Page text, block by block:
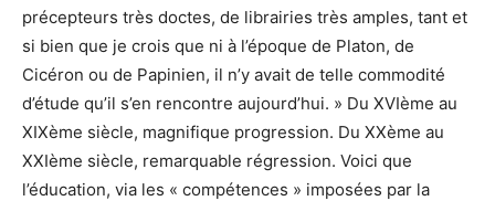
précepteurs très doctes, de librairies très amples, tant et
si bien que je crois que ni à l’époque de Platon, de
Cicéron ou de Papinien, il n’y avait de telle commodité
d’étude qu’il s’en rencontre aujourd’hui. » Du XVIème au
XIXème siècle, magnifique progression. Du XXème au
XXIème siècle, remarquable régression. Voici que
l’éducation, via les « compétences » imposées par la